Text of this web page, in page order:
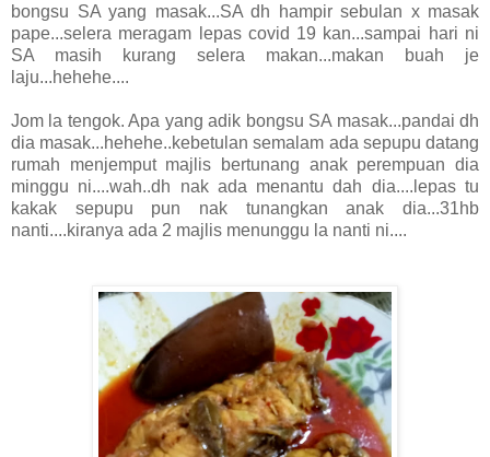
bongsu SA yang masak...SA dh hampir sebulan x masak
pape...selera meragam lepas covid 19 kan...sampai hari ni
SA masih kurang selera makan...makan buah je
laju...hehehe....
Jom la tengok. Apa yang adik bongsu SA masak...pandai dh
dia masak...hehehe..kebetulan semalam ada sepupu datang
rumah menjemput majlis bertunang anak perempuan dia
minggu ni....wah..dh nak ada menantu dah dia....lepas tu
kakak sepupu pun nak tunangkan anak dia...31hb
nanti....kiranya ada 2 majlis menunggu la nanti ni....